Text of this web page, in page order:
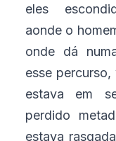
eles
aonde o
onde dá
esse
estava em
perdido
estava